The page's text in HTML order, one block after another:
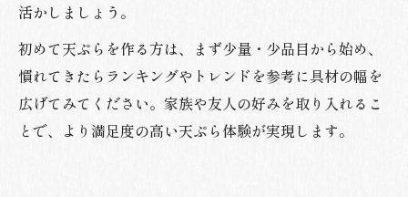
活かしましょう。
初めて天ぷらを作る方は、まず少量・少品目から始め、
慣れてきたらランキングやトレンドを参考に具材の幅を
広げてみてください。家族や友人の好みを取り入れるこ
とで、より満足度の高い天ぷら体験が実現します。